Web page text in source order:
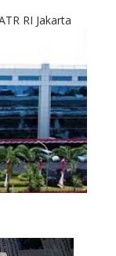
RI Jakarta